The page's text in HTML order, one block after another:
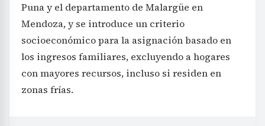
Puna y el departamento de Malargüe en
Mendoza, y se introduce un criterio
socioeconómico para la asignación basado en
los ingresos familiares, excluyendo a hogares
con mayores recursos, incluso si residen en
zonas frías.